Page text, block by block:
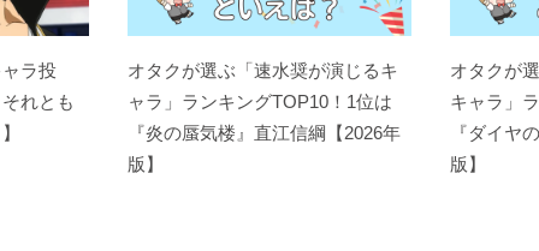
ラ投
れとも
オタクが選ぶ「速水奨が演じるキ
ャラ」ランキングTOP10！1位は
『炎の蜃気楼』直江信綱【2026年
版】
オタクが
キャラ」
『ダイヤ
版】